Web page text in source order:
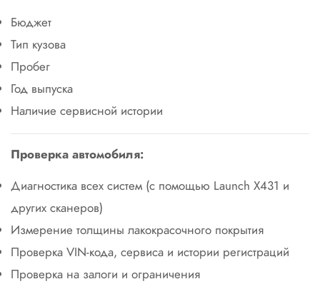
Бюджет
Тип кузова
Пробег
Год выпуска
Наличие сервисной истории
Проверка автомобиля:
Диагностика всех систем (с помощью Launch X431 и
других сканеров)
Измерение толщины лакокрасочного покрытия
Проверка VIN-кода, сервиса и истории регистраций
Проверка на залоги и ограничения